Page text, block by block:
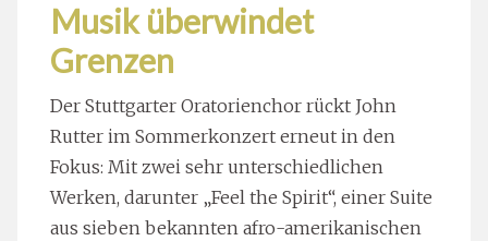
Musik überwindet
Grenzen
Der Stuttgarter Oratorienchor rückt John
Rutter im Sommerkonzert erneut in den
Fokus: Mit zwei sehr unterschiedlichen
Werken, darunter „Feel the Spirit“, einer Suite
aus sieben bekannten afro-amerikanischen